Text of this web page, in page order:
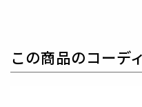
この商品のコーデ